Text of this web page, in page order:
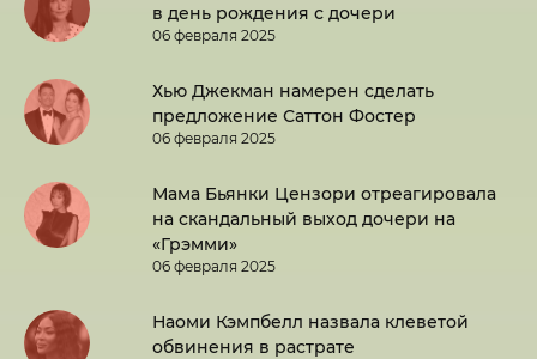
в день рождения с дочери
06 февраля 2025
Хью Джекман намерен сделать
предложение Саттон Фостер
06 февраля 2025
Мама Бьянки Цензори отреагировала
на скандальный выход дочери на
«Грэмми»
06 февраля 2025
Наоми Кэмпбелл назвала клеветой
обвинения в растрате